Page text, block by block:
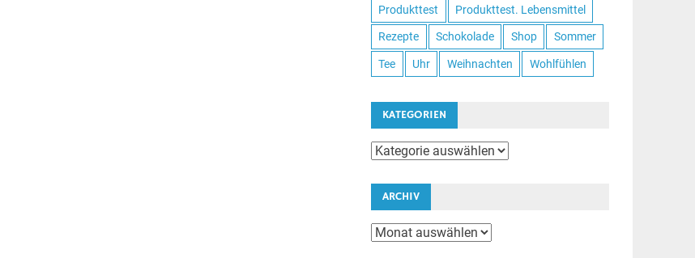
Produkttest Produkttest. Lebensmittel
Rezepte Schokolade Shop Sommer
Tee Uhr Weihnachten Wohlfühlen
KATEGORIEN
Kategorien
ARCHIV
Archiv